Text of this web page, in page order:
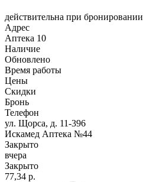
действительна при бронировании
Адрес
Аптека 10
Наличие
Обновлено
Время работы
Цены
Скидки
Бронь
Телефон
ул. Щорса, д. 11-396
Искамед Аптека №44
Закрыто
вчера
Закрыто
77,34 р.